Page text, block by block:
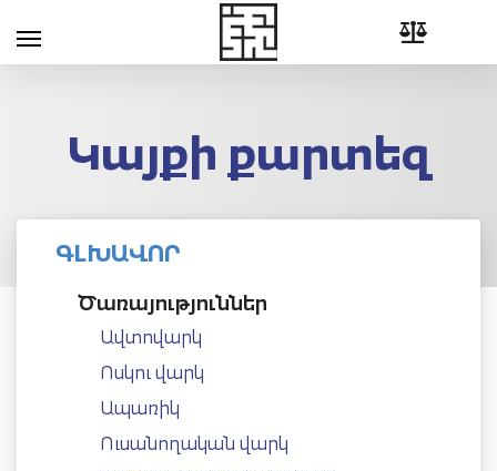
Կայքի քարտեզ
ԳԼԽԱՎՈՐ
Ծառայություններ
Ավտովարկ
Ոսկու վարկ
Ապառիկ
Ուսանողական վարկ